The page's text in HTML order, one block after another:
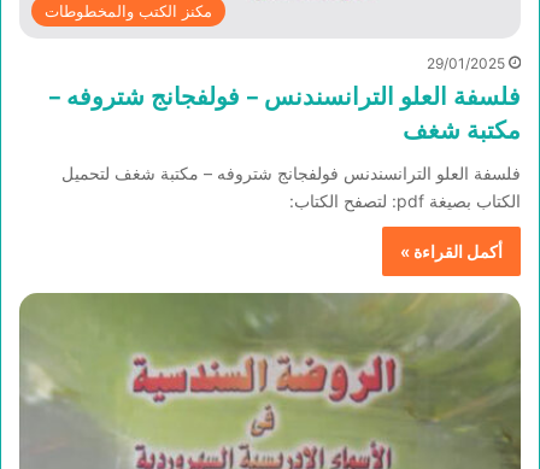
مكنز الكتب والمخطوطات
29/01/2025
فلسفة العلو الترانسندنس – فولفجانج شتروفه –
مكتبة شغف
فلسفة العلو الترانسندنس فولفجانج شتروفه – مكتبة شغف لتحميل
الكتاب بصيغة pdf: لتصفح الكتاب:
أكمل القراءة »